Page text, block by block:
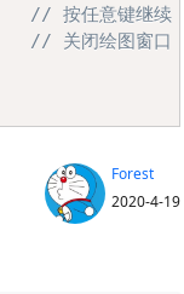
// 按任意键继续
// 关闭绘图窗口
Forest
2020-4-19